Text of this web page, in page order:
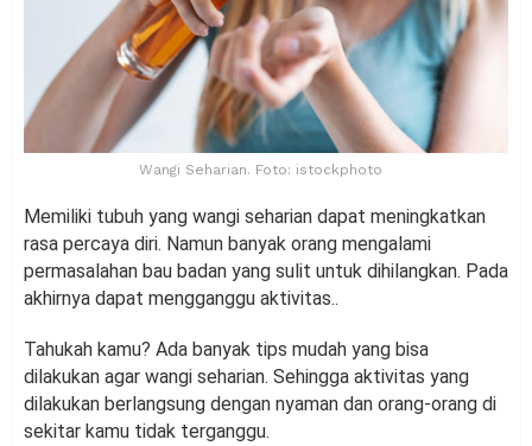
Wangi Seharian. Foto: istockphoto
Memiliki tubuh yang wangi seharian dapat meningkatkan
rasa percaya diri. Namun banyak orang mengalami
permasalahan bau badan yang sulit untuk dihilangkan. Pada
akhirnya dapat mengganggu aktivitas..
Tahukah kamu? Ada banyak tips mudah yang bisa
dilakukan agar wangi seharian. Sehingga aktivitas yang
dilakukan berlangsung dengan nyaman dan orang-orang di
sekitar kamu tidak terganggu.